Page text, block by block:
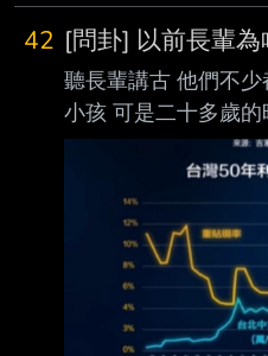
42 [問卦] 以前長輩
聽長輩講古 他們不
小孩 可是二十多歲
費 當年的破萬 他們
後三十多歲五子登科
們不難 那還是房貸
照樣能夠車房小孩補
當年長輩負擔那麼大
高 卻都能五子登科
出生率跟各種數據